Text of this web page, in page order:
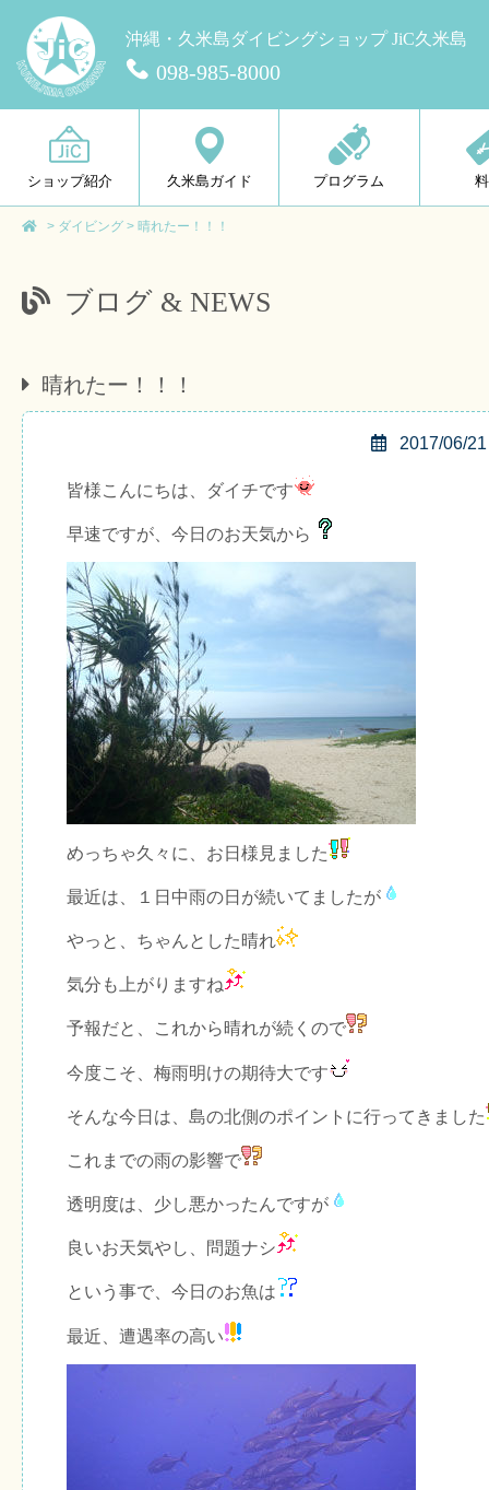
沖縄・久米島ダイビングショップ JiC久米島
098-985-8000
ショップ紹介 久米島ガイド プログラム
> ダイビング > 晴れたー！！！
ブログ & NEWS
晴れたー！！！
2017/06/21
皆様こんにちは、ダイチです
早速ですが、今日のお天気から
めっちゃ久々に、お日様見ました
最近は、１日中雨の日が続いてましたが
やっと、ちゃんとした晴れ
気分も上がりますね
予報だと、これから晴れが続くので
今度こそ、梅雨明けの期待大です
そんな今日は、島の北側のポイントに行ってきました
これまでの雨の影響で
透明度は、少し悪かったんですが
良いお天気やし、問題ナシ
という事で、今日のお魚は
最近、遭遇率の高い